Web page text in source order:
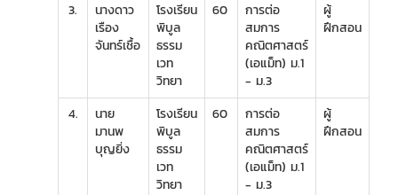
3.
นางดาว
เรือง
จันทร์เชื้อ
โรงเรียน
พิบูล
ธรรม
เวท
วิทยา
60
การต่อ
สมการ
คณิตศาสตร์
(เอแม็ท) ม.1
- ม.3
ผู้
ฝึกสอน
4.
นาย
มานพ
บุญยิ่ง
โรงเรียน
พิบูล
ธรรม
เวท
วิทยา
60
การต่อ
สมการ
คณิตศาสตร์
(เอแม็ท) ม.1
- ม.3
ผู้
ฝึกสอน